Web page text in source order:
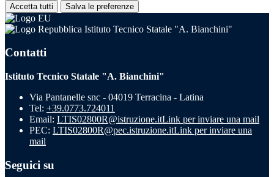
Accetta tutti Salva le preferenze
Istituto Tecnico Statale "A. Bianchini"
Contatti
Istituto Tecnico Statale "A. Bianchini"
Via Pantanelle snc - 04019 Terracina - Latina
Tel: +39.0773.724011
Email: LTIS02800R@istruzione.itLink per inviare una mail
PEC: LTIS02800R@pec.istruzione.itLink per inviare una
mail
Seguici su